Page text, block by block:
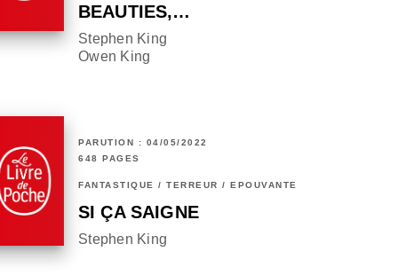
BEAUTIES,…
Stephen King
Owen King
PARUTION : 04/05/2022
648 PAGES
FANTASTIQUE / TERREUR / EPOUVANTE
SI ÇA SAIGNE
Stephen King